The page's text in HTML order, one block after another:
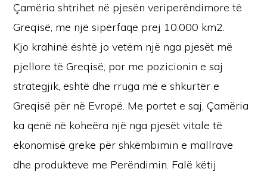
Çamëria shtrihet në pjesën veriperëndimore të
Greqisë, me një sipërfaqe prej 10.000 km2.
Kjo krahinë është jo vetëm një nga pjesët më
pjellore të Greqisë, por me pozicionin e saj
strategjik, është dhe rruga më e shkurtër e
Greqisë për në Evropë. Me portet e saj, Çamëria
ka qenë në koheëra një nga pjesët vitale të
ekonomisë greke për shkëmbimin e mallrave
dhe produkteve me Perëndimin. Falë këtij